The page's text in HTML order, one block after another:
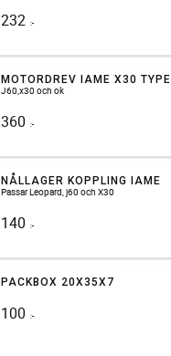
232 :-
MOTORDREV IAME X30 TYPE
J60,x30 och ok
360 :-
NÅLLAGER KOPPLING IAME
Passar Leopard, j60 och X30
140 :-
PACKBOX 20X35X7
100 :-